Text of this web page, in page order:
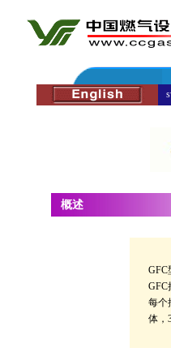
概述
GFC
GFC
每个
体，